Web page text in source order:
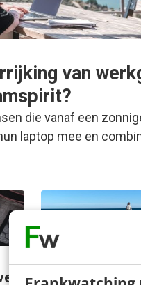
van
die vanaf een
laptop mee en
MENS & WERK
De 6